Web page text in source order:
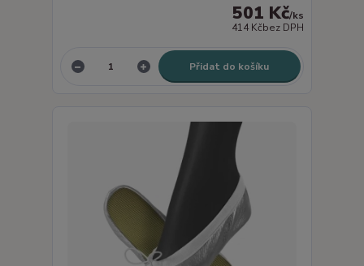
501 Kč/ks
414 Kčbez DPH
Přidat do košíku